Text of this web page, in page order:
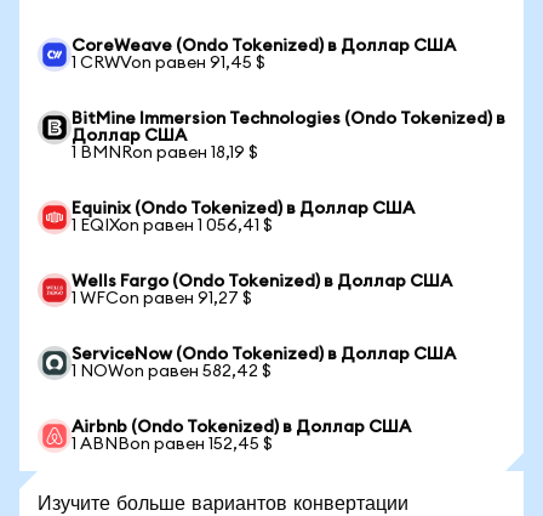
CoreWeave (Ondo Tokenized) в Доллар США
1 CRWVon равен 91,45 $
BitMine Immersion Technologies (Ondo Tokenized) в
Доллар США
1 BMNRon равен 18,19 $
Equinix (Ondo Tokenized) в Доллар США
1 EQIXon равен 1 056,41 $
Wells Fargo (Ondo Tokenized) в Доллар США
1 WFCon равен 91,27 $
ServiceNow (Ondo Tokenized) в Доллар США
1 NOWon равен 582,42 $
Airbnb (Ondo Tokenized) в Доллар США
1 ABNBon равен 152,45 $
Изучите больше вариантов конвертации